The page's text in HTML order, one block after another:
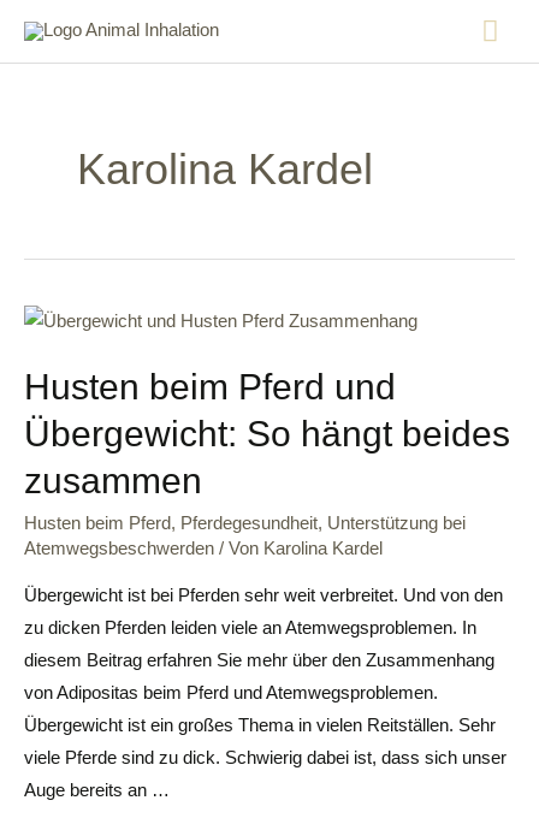
Karolina Kardel
Husten beim Pferd und
Übergewicht: So hängt beides
zusammen
Husten beim Pferd, Pferdegesundheit, Unterstützung bei
Atemwegsbeschwerden / Von Karolina Kardel
Übergewicht ist bei Pferden sehr weit verbreitet. Und von den
zu dicken Pferden leiden viele an Atemwegsproblemen. In
diesem Beitrag erfahren Sie mehr über den Zusammenhang
von Adipositas beim Pferd und Atemwegsproblemen.
Übergewicht ist ein großes Thema in vielen Reitställen. Sehr
viele Pferde sind zu dick. Schwierig dabei ist, dass sich unser
Auge bereits an …